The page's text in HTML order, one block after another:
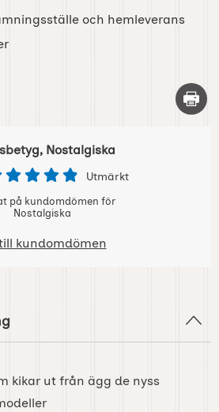
och hemleverans
Skriv
Nostalgiska
Utmärkt
på kundomdömen för
Nostalgiska
kundomdömen
kikar ut från ägg de nyss